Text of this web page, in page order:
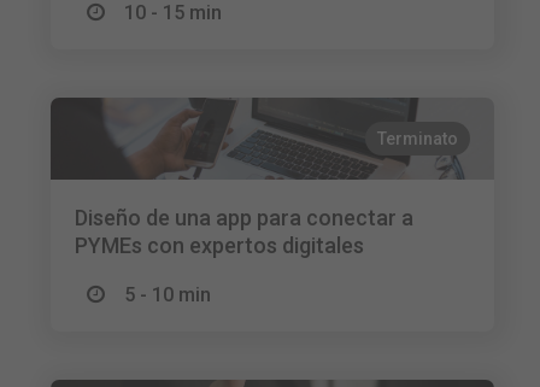
10 - 15 min
Terminato
Diseño de una app para conectar a
PYMEs con expertos digitales
5 - 10 min